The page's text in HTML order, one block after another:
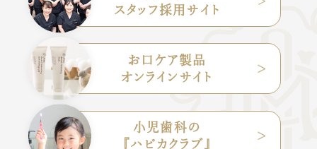
スタッフ採用サイト
お口ケア製品
オンラインサイト
小児歯科の
『ハピカクラブ』